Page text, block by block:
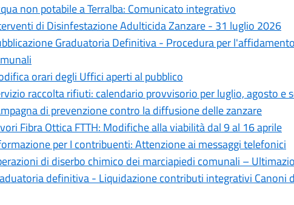
non potabile a Terralba: Comunicato integrativo
di Disinfestazione Adulticida Zanzare - 31 luglio 2026
Graduatoria Definitiva - Procedura per
orari degli Uffici aperti al pubblico
raccolta rifiuti: calendario provvisorio per luglio, agosto e
di prevenzione contro la diffusione delle zanzare
Fibra Ottica FTTH: Modifiche alla viabilità dal 9 al 16 aprile
per I contribuenti: Attenzione ai messaggi telefonici
di diserbo chimico dei marciapiedi comunali –
definitiva - Liquidazione contributi integrativi Canoni